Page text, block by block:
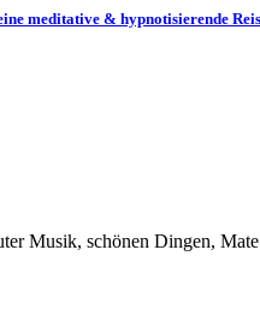
meditative & hypnotisierende
Musik, schönen Dingen,